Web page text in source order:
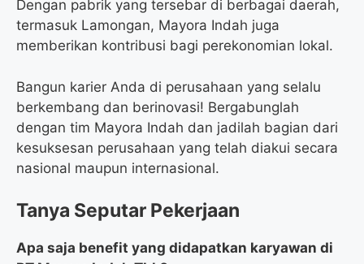
Dengan pabrik yang tersebar di berbagai daerah,
termasuk Lamongan, Mayora Indah juga
memberikan kontribusi bagi perekonomian lokal.
Bangun karier Anda di perusahaan yang selalu
berkembang dan berinovasi! Bergabunglah
dengan tim Mayora Indah dan jadilah bagian dari
kesuksesan perusahaan yang telah diakui secara
nasional maupun internasional.
Tanya Seputar Pekerjaan
Apa saja benefit yang didapatkan karyawan di